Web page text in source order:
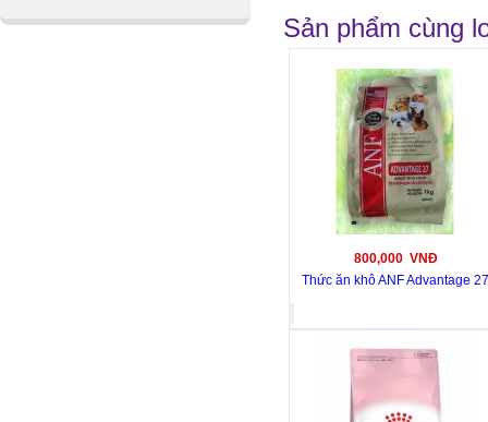
Sản phẩm cùng
800,000 VNĐ
Thức ăn khô ANF Advantage 27